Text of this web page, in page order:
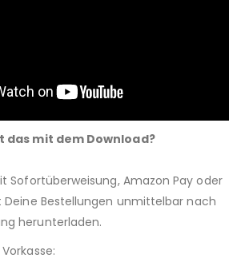
mit dem Download?
Sofortüberweisung, Amazon Pay oder
Deine Bestellungen unmittelbar nach
herunterladen.